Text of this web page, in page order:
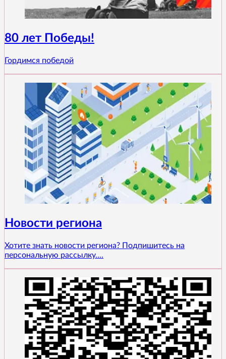
80 лет Победы!
Гордимся победой
Новости региона
Хотите знать новости региона? Подпишитесь на
персональную рассылку....